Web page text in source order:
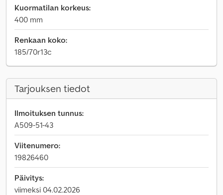
Kuormatilan korkeus:
400 mm
Renkaan koko:
185/70r13c
Tarjouksen tiedot
Ilmoituksen tunnus:
A509-51-43
Viitenumero:
19826460
Päivitys:
viimeksi 04.02.2026